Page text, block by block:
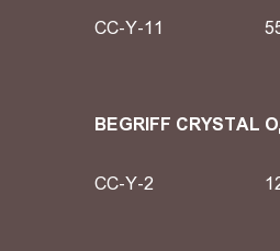
CC-Y-11
BEGRIFF
CC-Y-2